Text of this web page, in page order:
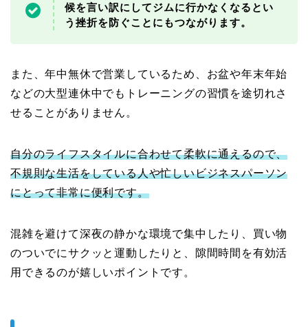
候を言い訳にしてジムに行かなくなるとい
う挫折を防ぐことにもつながります。
また、年中無休で営業しているため、お盆や年末年始
などの大型連休中でもトレーニングの習慣を途切れさ
せることがありません。
自分のライフスタイルに合わせて柔軟に通えるので、
不規則な生活をしている人や忙しいビジネスパーソン
にとって非常に便利です。
混雑を避けて深夜の静かな環境で集中したり、買い物
のついでにサクッと運動したりと、隙間時間を有効活
用できるのが嬉しいポイントです。